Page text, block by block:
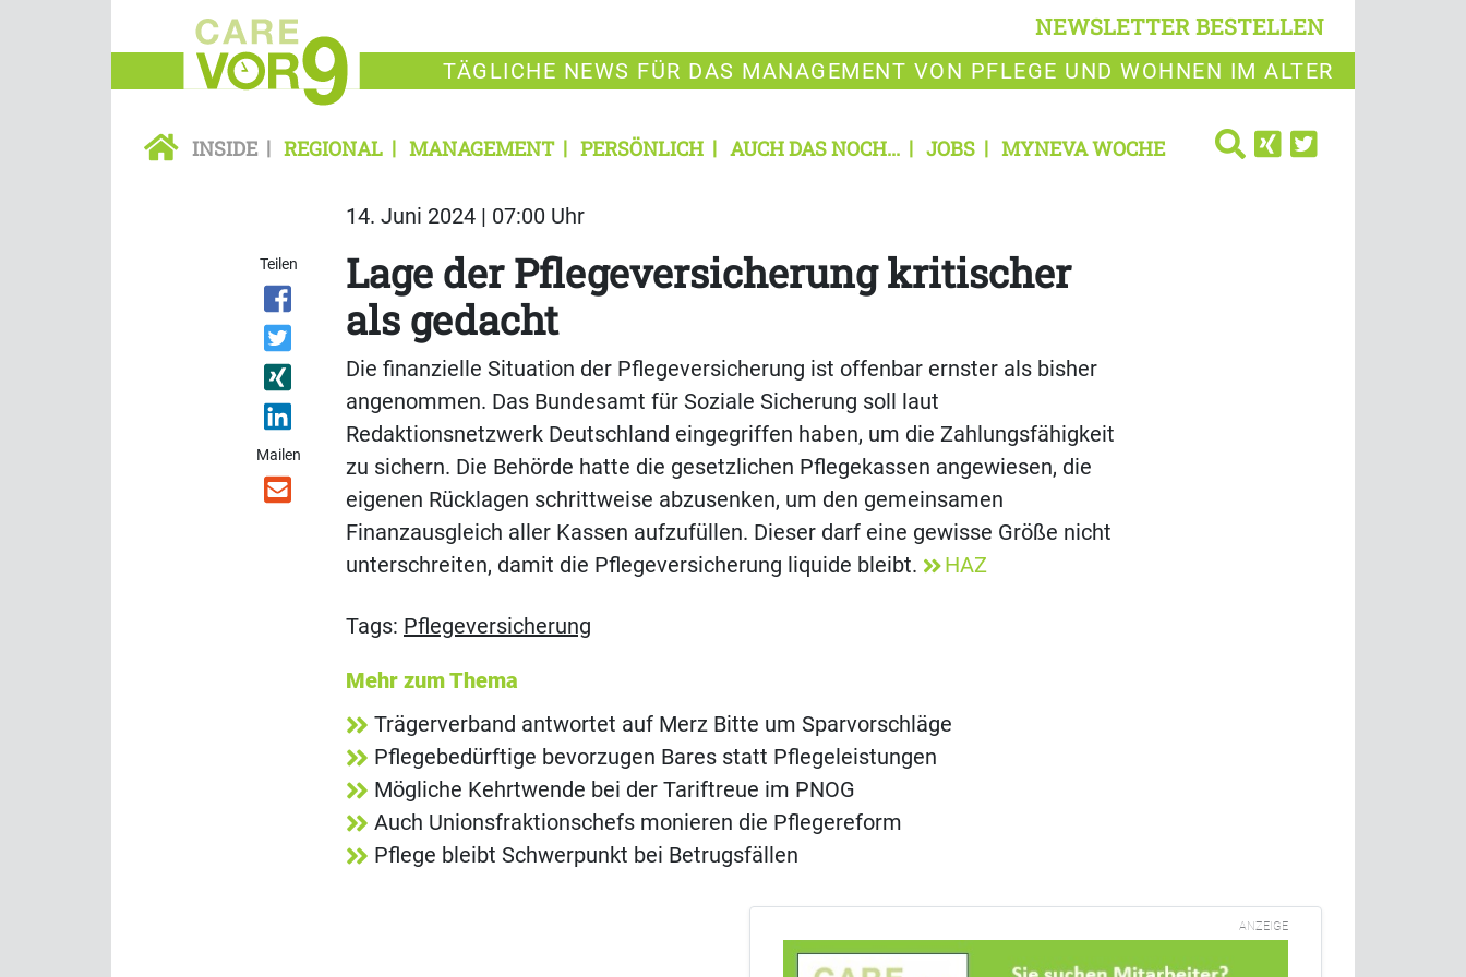
NEWSLETTER BESTELLEN
TÄGLICHE NEWS FÜR DAS MANAGEMENT VON PFLEGE UND WOHNEN IM ALTER
INSIDE REGIONAL MANAGEMENT PERSÖNLICH AUCH DAS NOCH... JOBS MYNEVA WOCHE
14. Juni 2024 | 07:00 Uhr
Teilen
Mailen
Lage der Pflegeversicherung kritischer
als gedacht
Die finanzielle Situation der Pflege­versicherung ist offenbar ernster als bisher
angenommen. Das Bundesamt für Soziale Sicherung soll laut
Redaktionsnetzwerk Deutschland eingegriffen haben, um die Zahlungsfähigkeit
zu sichern. Die Behörde hatte die gesetzlichen Pflegekassen angewiesen, die
eigenen Rücklagen schrittweise abzusenken, um den gemeinsamen
Finanzausgleich aller Kassen aufzufüllen. Dieser darf eine gewisse Größe nicht
unterschreiten, damit die Pflege­versicherung liquide bleibt.
HAZ
Tags: Pflegeversicherung
Mehr zum Thema
Trägerverband antwortet auf Merz Bitte um Sparvorschläge
Pflegebedürftige bevorzugen Bares statt Pflegeleistungen
Mögliche Kehrtwende bei der Tariftreue im PNOG
Auch Unionsfraktionschefs monieren die Pflegereform
Pflege bleibt Schwerpunkt bei Betrugsfällen
ANZEIGE